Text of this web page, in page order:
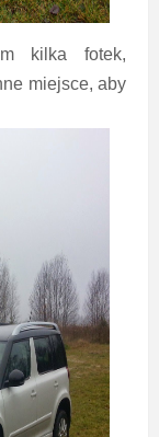
kilka fotek,
miejsce, aby